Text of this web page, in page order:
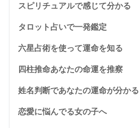
スピリチュアルで感じて分かる
タロット占いで一発鑑定
六星占術を使って運命を知る
四柱推命あなたの命運を推察
姓名判断であなたの運命が分かる
恋愛に悩んでる女の子へ